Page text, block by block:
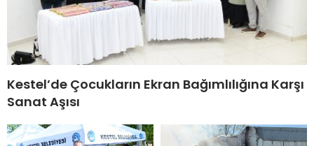
Kestel’de Çocukların Ekran Bağımlılığına Karşı
Sanat Aşısı